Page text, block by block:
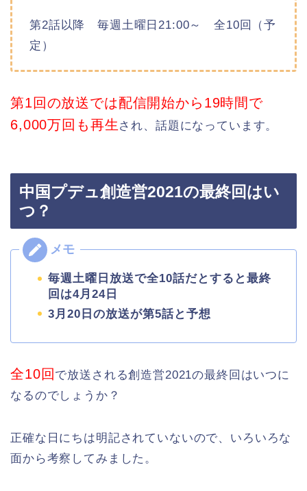
第2話以降 毎週土曜日21:00～ 全10回（予
定）
第1回の放送では配信開始から19時間で
6,000万回も再生 され、話題になっています。
中国プデュ創造営2021の最終回はい
つ？
毎週土曜日放送で全10話だとすると最終
回は4月24日
3月20日の放送が第5話と予想
全10回 で放送される創造営2021の最終回はいつに
なるのでしょうか？
正確な日にちは明記されていないので、いろいろな
面から考察してみました。